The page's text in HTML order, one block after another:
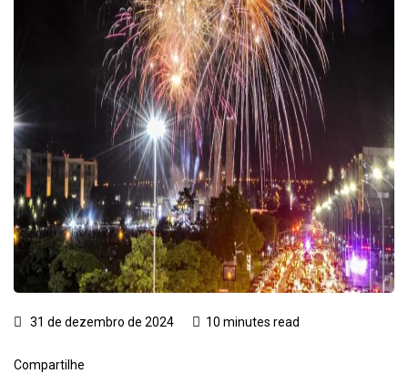
31 de dezembro de 2024 10 minutes read
Compartilhe